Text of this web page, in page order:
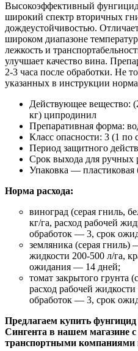
Высокоэффективный
широкий спектр вторичных
дождеустойчивостью.
широком диапазоне
лежкость и
улучшает качество вина.
2-3 часа после обработки. Не
указанных в инструкции
Действующее вещество:
кг) ципродинил
Препаративная форма:
Класс опасности: 3 (1 по
Период защитного
Срок выхода для ручных
Упаковка — пластиковая
Норма расхода:
виноград (серая гниль,
кг/га, расход рабочей
обработок — 3, срок
земляника (серая гниль)
жидкости 200-500 л/га,
ожидания — 14 дней;
томат закрытого грунта
расход рабочей
обработок — 3, срок
Предлагаем купить
Сингента в нашем магазине
транспортными компаниями